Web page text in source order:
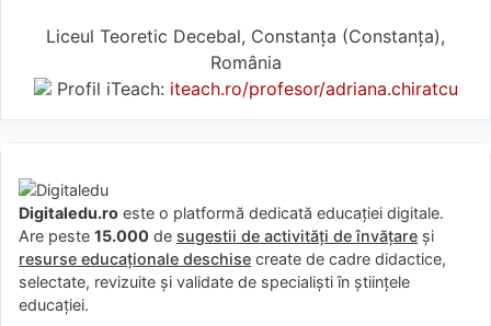
Liceul Teoretic Decebal, Constanța (Constanţa),
România
Profil iTeach: iteach.ro/profesor/adriana.chiratcu
Digitaledu.ro este o platformă dedicată educației digitale.
Are peste 15.000 de sugestii de activități de învățare și
resurse educaționale deschise create de cadre didactice,
selectate, revizuite și validate de specialiști în științele
educației.